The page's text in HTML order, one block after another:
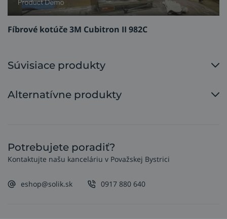
Fíbrové kotúče 3M Cubitron II 982C
Súvisiace produkty
Alternatívne produkty
Potrebujete poradiť?
Kontaktujte našu kanceláriu v Považskej Bystrici
eshop@solik.sk 0917 880 640